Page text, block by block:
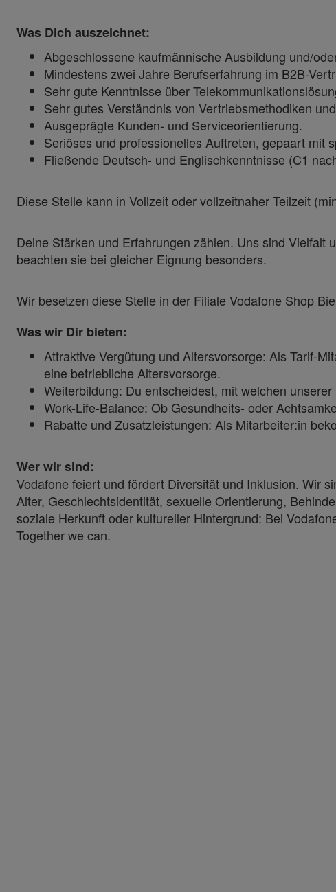
Was Dich auszeichnet:
Abgeschlossene kaufmännische Ausbildung und/
Mindestens zwei Jahre Berufserfahrung im B2B-
Sehr gute Kenntnisse über
Sehr gutes Verständnis von Vertriebsmethodiken
Ausgeprägte Kunden- und Serviceorientierung.
Seriöses und professionelles Auftreten, gepaart mit
Fließende Deutsch- und Englischkenntnisse (C1
Diese Stelle kann in Vollzeit oder vollzeitnaher Teilzeit
Deine Stärken und Erfahrungen zählen. Uns sind
beachten sie bei gleicher Eignung besonders.
Wir besetzen diese Stelle in der Filiale Vodafone Shop
Was wir Dir bieten:
Attraktive Vergütung und Altersvorsorge: Als Tarif-
eine betriebliche Altersvorsorge.
Weiterbildung: Du entscheidest, mit welchen
Work-Life-Balance: Ob Gesundheits- oder
Rabatte und Zusatzleistungen: Als Mitarbeiter:in
Wer wir sind:
Vodafone feiert und fördert Diversität und Inklusion. Wir
Alter, Geschlechtsidentität, sexuelle Orientierung,
soziale Herkunft oder kultureller Hintergrund: Bei
Together we can.